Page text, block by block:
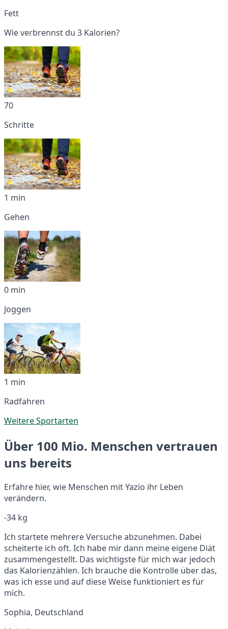
Fett
Wie verbrennst du 3 Kalorien?
70
Schritte
1 min
Gehen
0 min
Joggen
1 min
Radfahren
Weitere Sportarten
Über 100 Mio. Menschen vertrauen
uns bereits
Erfahre hier, wie Menschen mit Yazio ihr Leben
verändern.
-34 kg
Ich startete mehrere Versuche abzunehmen. Dabei
scheiterte ich oft. Ich habe mir dann meine eigene Diät
zusammengestellt. Das wichtigste für mich war jedoch
das Kalorienzählen. Ich brauche die Kontrolle über das,
was ich esse und auf diese Weise funktioniert es für
mich.
Sophia, Deutschland